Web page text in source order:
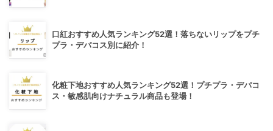
口紅おすすめ人気ランキング52選！落ちないリップをプチ
プラ・デパコス別に紹介！
化粧下地おすすめ人気ランキング52選！プチプラ・デパコ
ス・敏感肌向けナチュラル商品も登場！